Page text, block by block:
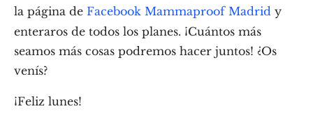
la página de Facebook Mammaproof Madrid y
enteraros de todos los planes. ¡Cuántos más
seamos más cosas podremos hacer juntos! ¿Os
venís?
¡Feliz lunes!